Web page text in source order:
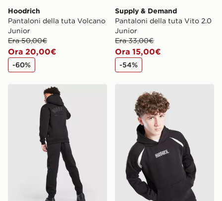
Hoodrich
Pantaloni della tuta Volcano
Junior
Era 50,00€
Ora 20,00€
-60%
Supply & Demand
Pantaloni della tuta Vito 2.0
Junior
Era 33,00€
Ora 15,00€
-54%
Hoodrich Felpa con Cappuccio Volcano Junior
Hoodrich Felpa con